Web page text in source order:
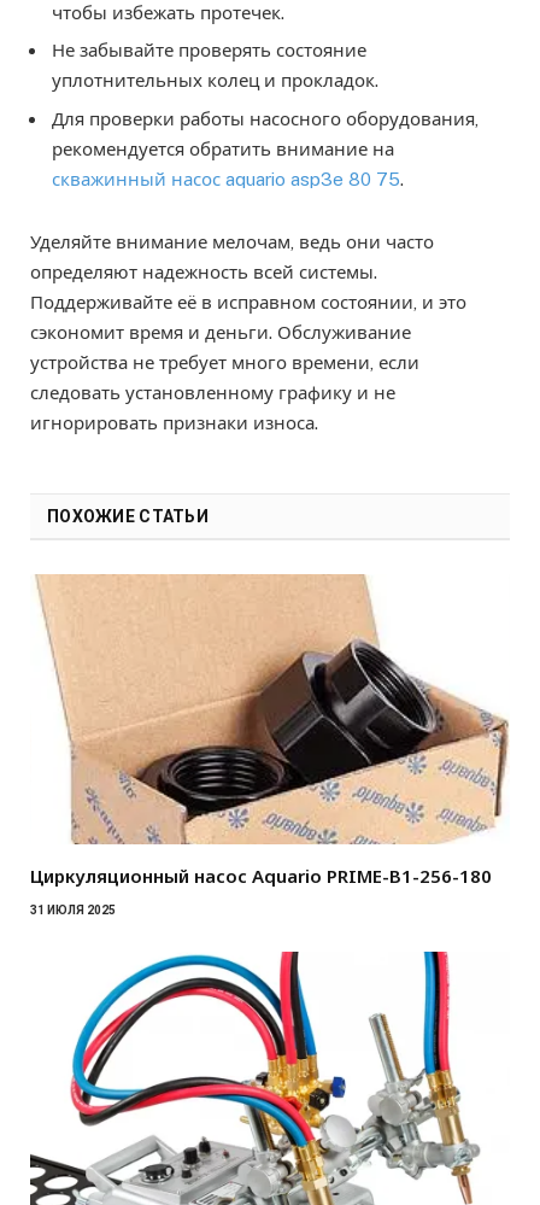
чтобы избежать протечек.
Не забывайте проверять состояние
уплотнительных колец и прокладок.
Для проверки работы насосного оборудования,
рекомендуется обратить внимание на
скважинный насос aquario asp3e 80 75.
Уделяйте внимание мелочам, ведь они часто
определяют надежность всей системы.
Поддерживайте её в исправном состоянии, и это
сэкономит время и деньги. Обслуживание
устройства не требует много времени, если
следовать установленному графику и не
игнорировать признаки износа.
ПОХОЖИЕ СТАТЬИ
Циркуляционный насос Aquario PRIME-B1-256-180
31 ИЮЛЯ 2025